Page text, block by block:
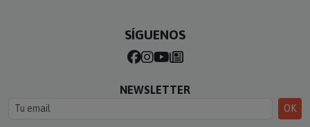
SÍGUENOS
NEWSLETTER
OK